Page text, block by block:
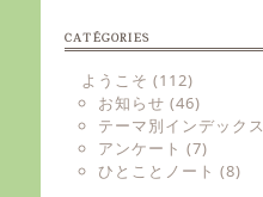
CATÉGORIES
ようこそ (112)
お知らせ (46)
テーマ別インデックス
アンケート (7)
ひとことノート (8)